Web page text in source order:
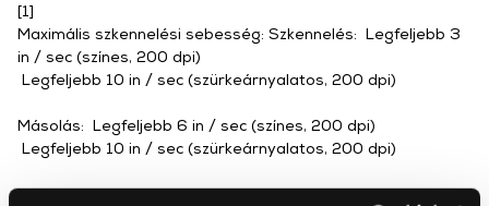
[1]
Maximális szkennelési sebesség: Szkennelés: Legfeljebb 3
in / sec (színes, 200 dpi)
Legfeljebb 10 in / sec (szürkeárnyalatos, 200 dpi)
Másolás: Legfeljebb 6 in / sec (színes, 200 dpi)
Legfeljebb 10 in / sec (szürkeárnyalatos, 200 dpi)